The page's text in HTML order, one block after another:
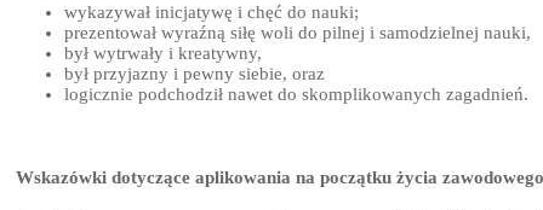
wykazywał inicjatywę i chęć do nauki;
prezentował wyraźną siłę woli do pilnej i samodzielnej nauki,
był wytrwały i kreatywny,
był przyjazny i pewny siebie, oraz
logicznie podchodził nawet do skomplikowanych zagadnień.
Wskazówki dotyczące aplikowania na początku życia zawodowego